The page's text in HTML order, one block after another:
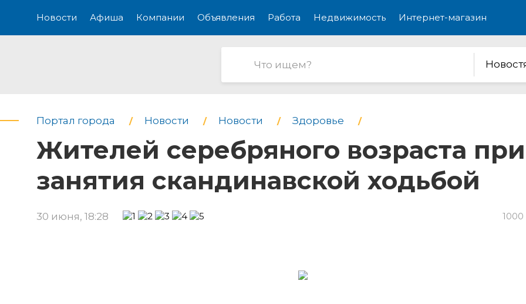
Новости Афиша Компании Объявления Работа Недвижимость Интернет-магазин
Портал города Новости Новости Здоровье
Жителей серебряного возраста
занятия скандинавской ходьбой
30 июня, 18:28 1000